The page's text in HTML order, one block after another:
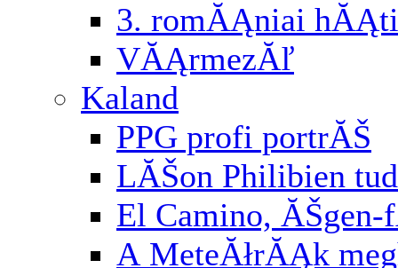
3. romĂĄniai
VĂĄrmezĂľ
Kaland
PPG profi portrĂŠ
LĂŠon Philibien
El Camino, ĂŠgen-
A MeteĂłrĂĄk